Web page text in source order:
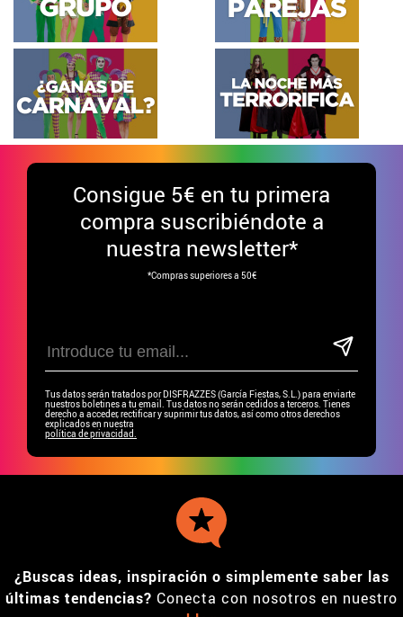
Consigue 5€ en tu primera
compra suscribiéndote a
nuestra newsletter*
*Compras superiores a 50€
Tus datos serán tratados por DISFRAZZES (García Fiestas, S.L.) para enviarte
nuestros boletines a tu email. Tus datos no serán cedidos a terceros. Tienes
derecho a acceder, rectificar y suprimir tus datos, así como otros derechos
explicados en nuestra
política de privacidad.
¿Buscas ideas, inspiración o simplemente saber las
últimas tendencias? Conecta con nosotros en nuestro